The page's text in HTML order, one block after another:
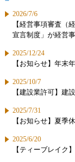
2026/7/6
【経営事項審査（
宣言制度」が経営
2025/12/24
【お知らせ】年末
2025/10/7
【建設業許可】建
2025/7/31
【お知らせ】夏季
2025/6/20
【ティーブレイク